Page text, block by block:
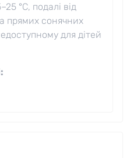
°C, подалі від
прямих сонячних
для дітей